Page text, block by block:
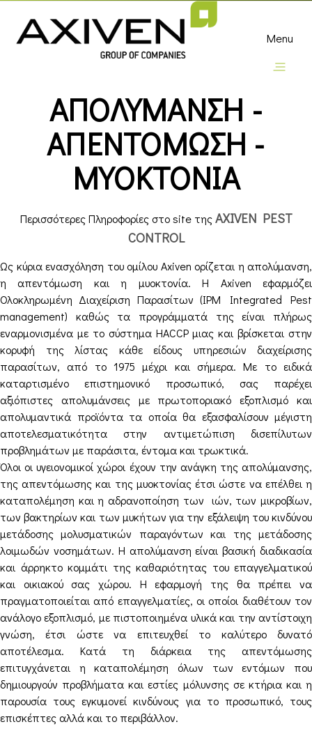
Menu
ΑΠΟΛΥΜΑΝΣΗ -
ΑΠΕΝΤΟΜΩΣΗ -
ΜΥΟΚΤΟΝΙΑ
Περισσότερες Πληροφορίες στο site της AXIVEN PEST
CONTROL
Ως κύρια ενασχόληση του ομίλου Axiven ορίζεται η απολύμανση,
η απεντόμωση και η μυοκτονία. H Αxiven εφαρμόζει
Ολοκληρωμένη Διαχείριση Παρασίτων (IPM Integrated Pest
management) καθώς τα προγράμματά της είναι πλήρως
εναρμονισμένα με το σύστημα HACCP μιας και βρίσκεται στην
κορυφή της λίστας κάθε είδους υπηρεσιών διαχείρισης
παρασίτων, από το 1975 μέχρι και σήμερα. Με το ειδικά
καταρτισμένο επιστημονικό προσωπικό, σας παρέχει
αξιόπιστες απολυμάνσεις με πρωτοποριακό εξοπλισμό και
απολυμαντικά προϊόντα τα οποία θα εξασφαλίσουν μέγιστη
αποτελεσματικότητα στην αντιμετώπιση δισεπίλυτων
προβλημάτων με παράσιτα, έντομα και τρωκτικά.
Όλοι οι υγειονομικοί χώροι έχουν την ανάγκη της απολύμανσης,
της απεντόμωσης και της μυοκτονίας έτσι ώστε να επέλθει η
καταπολέμηση και η αδρανοποίηση των ιών, των μικροβίων,
των βακτηρίων και των μυκήτων για την εξάλειψη του κινδύνου
μετάδοσης μολυσματικών παραγόντων και της μετάδοσης
λοιμωδών νοσημάτων. Η απολύμανση είναι βασική διαδικασία
και άρρηκτο κομμάτι της καθαριότητας του επαγγελματικού
και οικιακού σας χώρου. Η εφαρμογή της θα πρέπει να
πραγματοποιείται από επαγγελματίες, οι οποίοι διαθέτουν τον
ανάλογο εξοπλισμό, με πιστοποιημένα υλικά και την αντίστοιχη
γνώση, έτσι ώστε να επιτευχθεί το καλύτερο δυνατό
αποτέλεσμα. Κατά τη διάρκεια της απεντόμωσης
επιτυγχάνεται η καταπολέμηση όλων των εντόμων που
δημιουργούν προβλήματα και εστίες μόλυνσης σε κτήρια και η
παρουσία τους εγκυμονεί κινδύνους για το προσωπικό, τους
επισκέπτες αλλά και το περιβάλλον.